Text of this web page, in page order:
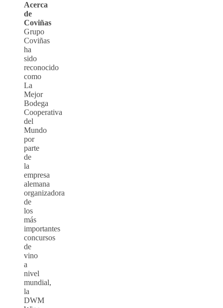
Acerca
de
Coviñas
Grupo
Coviñas
ha
sido
reconocido
como
La
Mejor
Bodega
Cooperativa
del
Mundo
por
parte
de
la
empresa
alemana
organizadora
de
los
más
importantes
concursos
de
vino
a
nivel
mundial,
la
DWM